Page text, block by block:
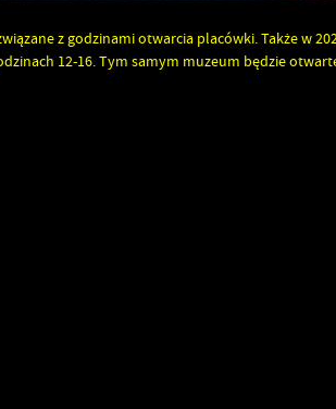
z godzinami otwarcia placówki. Także w
12-16. Tym samym muzeum będzie